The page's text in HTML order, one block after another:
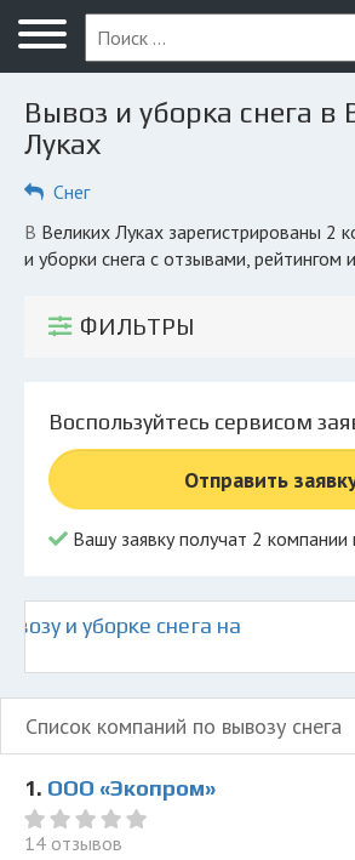
Меню
Главная
Вопрос юристу
Компании
Экоблог
© 2026 Все права защищены
Вывоз и уборка снега в
Луках
Снег
в Великих Луках зарегистрированы 2 компании по вывозу
и уборки снега с отзывами, рейтингом
ФИЛЬТРЫ
Воспользуйтесь сервисом
Отправить
Вашу заявку получат 2 компании
и уборке снега на
Список компаний по вывозу снега
1. ООО «Экопром»
14 отзывов